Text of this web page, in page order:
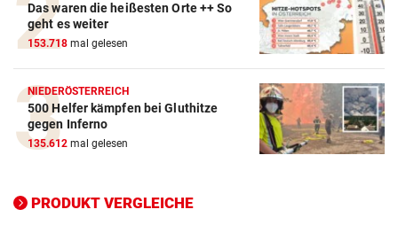
Das waren die heißesten Orte ++ So
geht es weiter
153.718 mal gelesen
NIEDERÖSTERREICH
500 Helfer kämpfen bei Gluthitze
gegen Inferno
135.612 mal gelesen
PRODUKT VERGLEICHE
ZUM VERGLEICH
E-Bike Vergleich
ZUM VERGLEICH
Elektro-Scooter Vergleich
ZUM VERGLEICH
ZUM VERGLEICH